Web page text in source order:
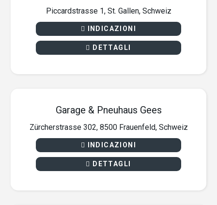
Piccardstrasse 1, St. Gallen, Schweiz
INDICAZIONI
DETTAGLI
Garage & Pneuhaus Gees
Zürcherstrasse 302, 8500 Frauenfeld, Schweiz
INDICAZIONI
DETTAGLI